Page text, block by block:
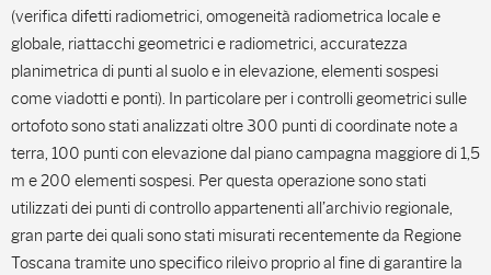
(verifica difetti radiometrici, omogeneità radiometrica locale e
globale, riattacchi geometrici e radiometrici, accuratezza
planimetrica di punti al suolo e in elevazione, elementi sospesi
come viadotti e ponti). In particolare per i controlli geometrici sulle
ortofoto sono stati analizzati oltre 300 punti di coordinate note a
terra, 100 punti con elevazione dal piano campagna maggiore di 1,5
m e 200 elementi sospesi. Per questa operazione sono stati
utilizzati dei punti di controllo appartenenti all’archivio regionale,
gran parte dei quali sono stati misurati recentemente da Regione
Toscana tramite uno specifico rileivo proprio al fine di garantire la